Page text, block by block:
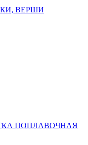
ВЕРШИ
ПОПЛАВОЧНАЯ